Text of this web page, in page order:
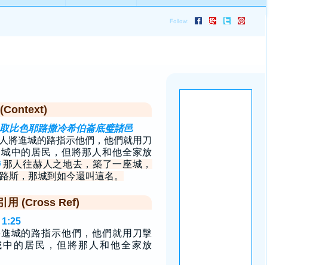
比色耶路撒冷希伯崙底璧諸邑
將進城的路指示他們，他們就用刀
中的居民，但將那人和他全家放
那人往赫人之地去，築了一座城，
斯，那城到如今還叫這名。
用 (Cross Ref)
1:25
城的路指示他們，他們就用刀擊
中的居民，但將那人和他全家放